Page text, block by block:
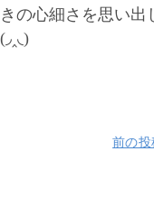
きの心細さを思い出
(◞‸◟)
前の投